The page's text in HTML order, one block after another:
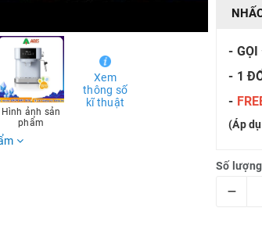
Hình ảnh sản
phẩm
Xem
thông số
kĩ thuật
- GỌI
- 1
-
(Áp
Số lượng
–